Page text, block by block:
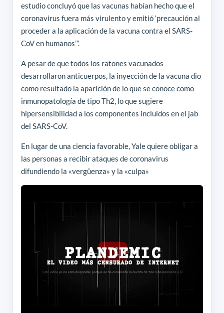
estudio concluyó que las vacunas habían hecho que el
coronavirus fuera más virulento y emitió ‘precaución al
proceder a la aplicación de la vacuna contra el SARS-
CoV en humanos’”.
A pesar de que todos los ratones vacunados
desarrollaron anticuerpos, la inyección de la vacuna dio
como resultado la aparición de lo que se conoce como
inmunopatología de tipo Th2, lo que sugiere
hipersensibilidad a los componentes incluidos en el jab
del SARS-CoV.
En lugar de una ciencia favorable, Yale quiere obligar a
las personas a recibir ataques de coronavirus
difundiendo la «vergüenza» y la «culpa»